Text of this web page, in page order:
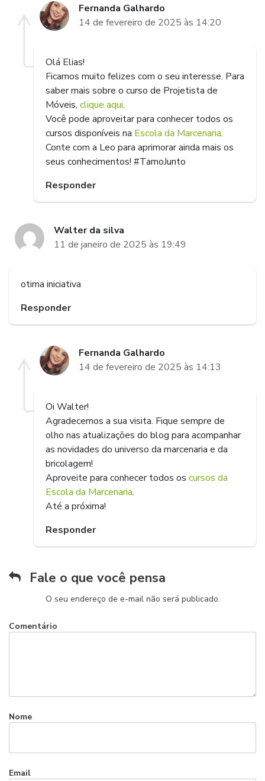
Fernanda Galhardo
14 de fevereiro de 2025 às 14:20
Olá Elias!
Ficamos muito felizes com o seu interesse. Para
saber mais sobre o curso de Projetista de
Móveis, clique aqui.
Você pode aproveitar para conhecer todos os
cursos disponíveis na Escola da Marcenaria.
Conte com a Leo para aprimorar ainda mais os
seus conhecimentos! #TamoJunto
Responder
Walter da silva
11 de janeiro de 2025 às 19:49
otima iniciativa
Responder
Fernanda Galhardo
14 de fevereiro de 2025 às 14:13
Oi Walter!
Agradecemos a sua visita. Fique sempre de
olho nas atualizações do blog para acompanhar
as novidades do universo da marcenaria e da
bricolagem!
Aproveite para conhecer todos os cursos da
Escola da Marcenaria.
Até a próxima!
Responder
Fale o que você pensa
O seu endereço de e-mail não será publicado.
Nome
Email
Comentário